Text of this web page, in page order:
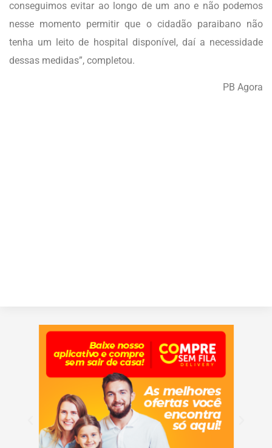
conseguimos evitar ao longo de um ano e não podemos
nesse momento permitir que o cidadão paraibano não
tenha um leito de hospital disponível, daí a necessidade
dessas medidas”, completou.
PB Agora